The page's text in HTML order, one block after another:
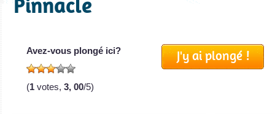
J'y ai plongé !
Avez-vous plongé ici?
(1 votes, 3, 00/5)